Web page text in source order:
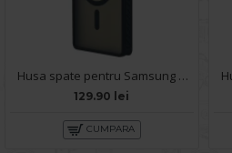
Husa spate pentru Samsung Galaxy S26 Ultra Matte Case Magsafe - Semitransparent/Black
129.90 lei
CUMPARA